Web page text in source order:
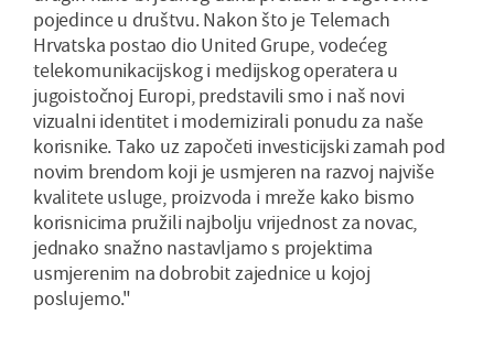
pojedince u društvu. Nakon što je Telemach
Hrvatska postao dio United Grupe, vodećeg
telekomunikacijskog i medijskog operatera u
jugoistočnoj Europi, predstavili smo i naš novi
vizualni identitet i modernizirali ponudu za naše
korisnike. Tako uz započeti investicijski zamah pod
novim brendom koji je usmjeren na razvoj najviše
kvalitete usluge, proizvoda i mreže kako bismo
korisnicima pružili najbolju vrijednost za novac,
jednako snažno nastavljamo s projektima
usmjerenim na dobrobit zajednice u kojoj
poslujemo."